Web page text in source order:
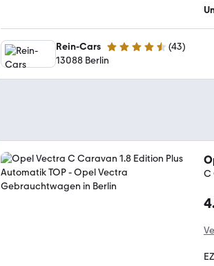
Rein-Cars 4.7 Sterne (43)
13088 Berlin
C